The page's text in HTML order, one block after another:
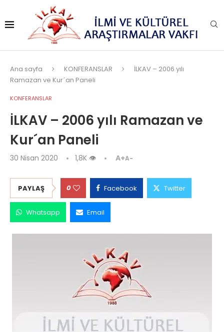
Ana sayfa KONFERANSLAR
İLKAV – 2006 yılı
Ramazan ve Kur´an Paneli
KONFERANSLAR
İLKAV – 2006 yılı Ramazan ve
Kur´an Paneli
30 Nisan 2020 1,8K 👁 A+A-
PAYLAŞ 0 Facebook Twitter
Whatsapp Email